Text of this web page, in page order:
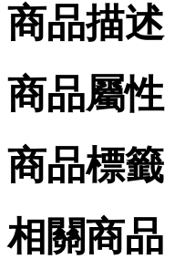
商品描述
商品屬性
商品標籤
相關商品